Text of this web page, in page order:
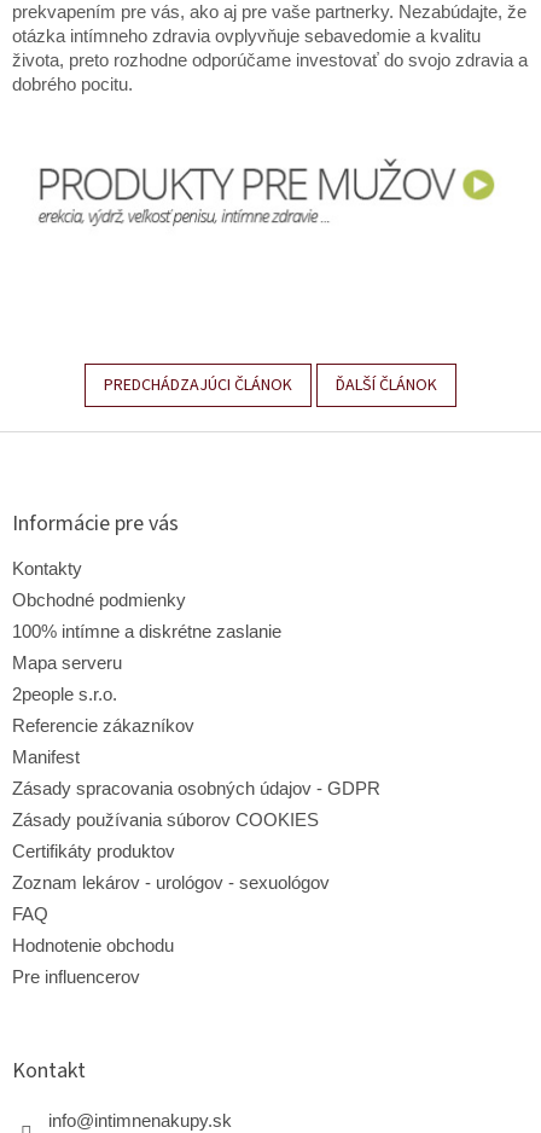
prekvapením pre vás, ako aj pre vaše partnerky. Nezabúdajte, že
otázka intímneho zdravia ovplyvňuje sebavedomie a kvalitu
života, preto rozhodne odporúčame investovať do svojo zdravia a
dobrého pocitu.
PREDCHÁDZAJÚCI ČLÁNOK ĎALŠÍ ČLÁNOK
Z
Informácie pre vás
Kontakty
Obchodné podmienky
100% intímne a diskrétne zaslanie
Mapa serveru
2people s.r.o.
Referencie zákazníkov
Manifest
Zásady spracovania osobných údajov - GDPR
Zásady používania súborov COOKIES
Certifikáty produktov
Zoznam lekárov - urológov - sexuológov
FAQ
Hodnotenie obchodu
Pre influencerov
Kontakt
info@intimnenakupy.sk